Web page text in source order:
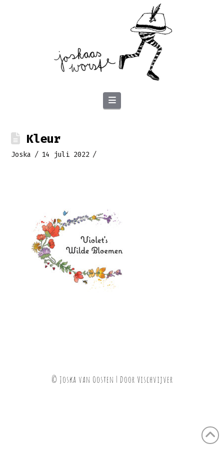
Navigation
Kleur
Joska 14 juli 2022
© Joska van Oosten | Door Vischvijver